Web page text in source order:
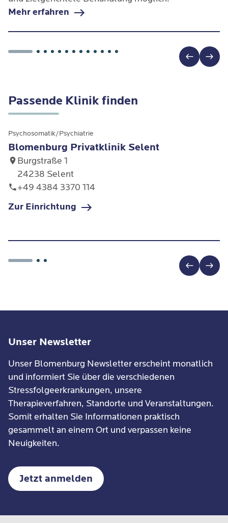
Mehr erfahren
Passende Klinik finden
Psychosomatik/Psychiatrie
Blomenburg Privatklinik Selent
Burgstraße 1
24238 Selent
+49 4384 3370 114
Zur Einrichtung
Unser Newsletter
Unser Blomenburg Newsletter erscheint monatlich
und informiert Sie über die verschiedenen
Stressfolgeerkrankungen, unsere
Therapieverfahren, Standorte und Veranstaltungen.
Somit erhalten Sie Informationen praktisch
gesammelt an einem Ort und verpassen keine
Neuigkeiten.
Jetzt anmelden